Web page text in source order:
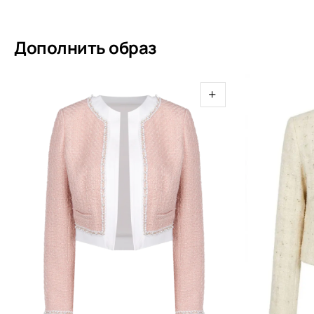
Дополнить образ
+